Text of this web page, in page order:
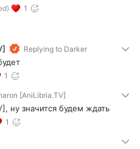
1
Replying to Darker
1
[AniLibria.TV]
ну значится будем ждать
1